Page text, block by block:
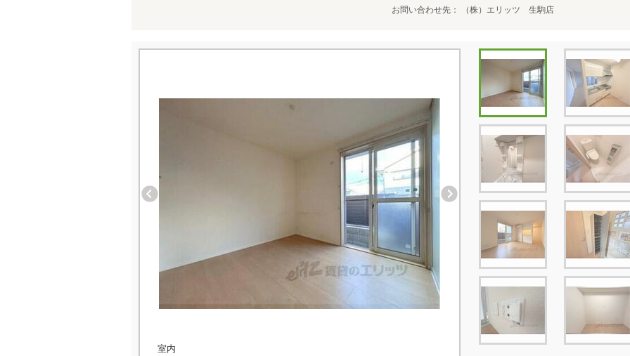
お問い合わせ先 （株）エリッツ 生駒店
室内